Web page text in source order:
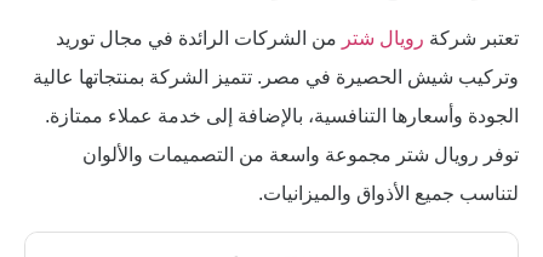
تعتبر شركة رويال شتر من الشركات الرائدة في مجال توريد
وتركيب شيش الحصيرة في مصر. تتميز الشركة بمنتجاتها عالية
الجودة وأسعارها التنافسية، بالإضافة إلى خدمة عملاء ممتازة.
توفر رويال شتر مجموعة واسعة من التصميمات والألوان
لتناسب جميع الأذواق والميزانيات.